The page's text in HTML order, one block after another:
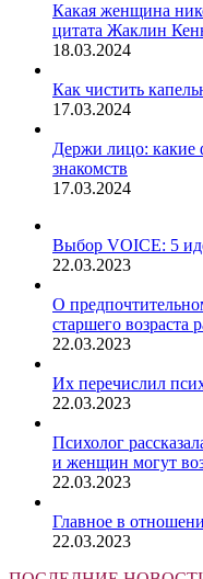
Какая женщина
цитата Жаклин
18.03.2024
Как чистить
17.03.2024
Держи лицо: какие
знакомств
17.03.2024
Выбор VOICE: 5
22.03.2023
О
старшего возраста
22.03.2023
Их перечислил
22.03.2023
Психолог
и женщин могут
22.03.2023
Главное в
22.03.2023